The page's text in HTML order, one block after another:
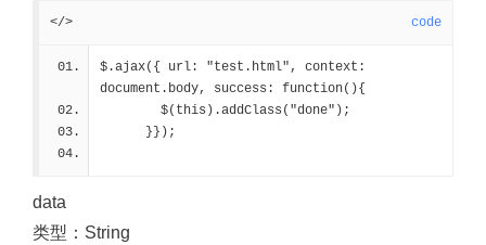
</> code
$.ajax({ url: "test.html", context:
document.body, success: function(){
        $(this).addClass("done");
      }});
data
类型：String